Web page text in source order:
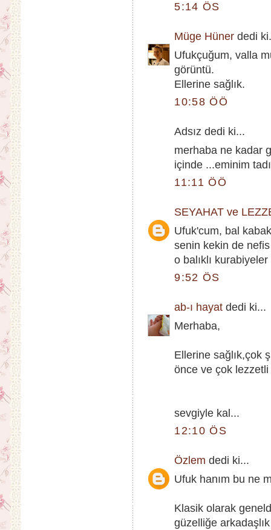
5:14 ÖS
Müge Hüner dedi
Ufukçuğum, valla
görüntü.
Ellerine sağlık.
10:58 ÖÖ
Adsız dedi ki...
merhaba ne kadar
içinde ...eminim
11:11 ÖÖ
SEYAHAT ve
Ufuk'cum, bal
senin kekin de
o balıklı
9:52 ÖS
ab-ı hayat dedi ki...
Merhaba,
Ellerine sağlık,çok
önce ve çok
sevgiyle kal...
12:10 ÖS
Özlem dedi ki...
Ufuk hanım bu ne
Klasik olarak
güzelliğe